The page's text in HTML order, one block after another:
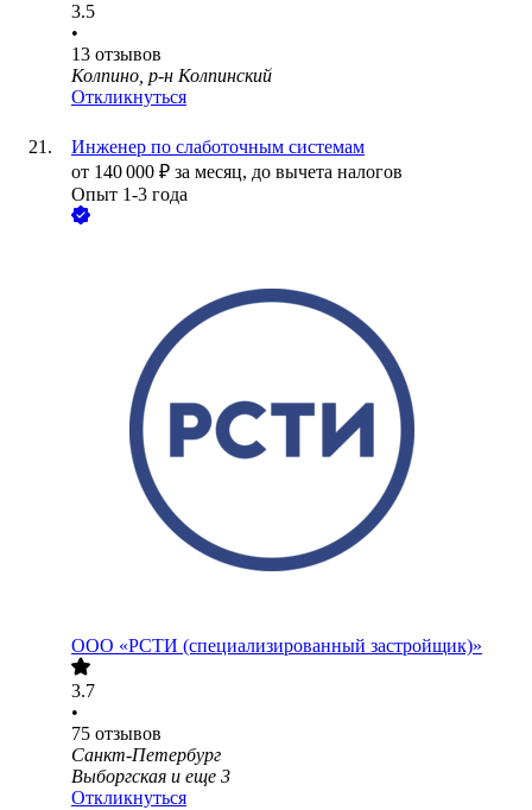
3.5
•
13 отзывов
Колпино, р-н Колпинский
Откликнуться
Инженер по слаботочным системам
от 140 000 ₽ за месяц, до вычета налогов
Опыт 1-3 года
ООО «РСТИ (специализированный застройщик)»
3.7
•
75 отзывов
Санкт-Петербург
Выборгская и еще 3
Откликнуться